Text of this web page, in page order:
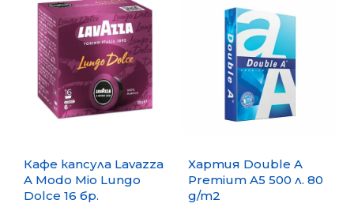
Кафе капсула Lavazza
A Modo Mio Lungo
Dolce 16 бр.
Хартия Double A
Premium A5 500 л. 80
g/m2